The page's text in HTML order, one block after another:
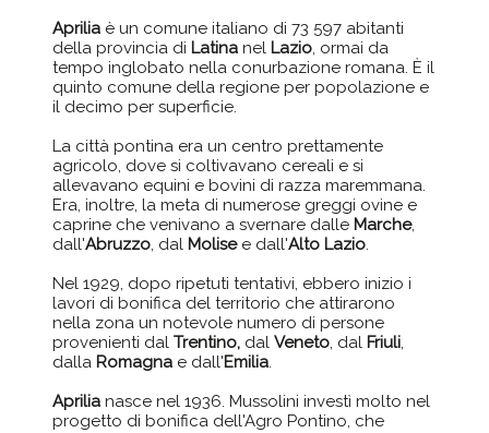
Aprilia è un comune italiano di 73 597 abitanti
della provincia di Latinanel Lazio, ormai da
tempo inglobato nella conurbazione romana. È il
quinto comune della regione per popolazione e
il decimo per superficie.
La città pontina era un centro prettamente
agricolo, dove si coltivavano cereali e si
allevavano equini e bovini di razza maremmana.
Era, inoltre, la meta di numerose greggi ovine e
caprine che venivano a svernare dalle Marche,
dall'Abruzzo, dal Molisee dall'Alto Lazio.
Nel 1929, dopo ripetuti tentativi, ebbero inizio i
lavori di bonifica del territorio che attirarono
nella zona un notevole numero di persone
provenienti dalTrentino, dalVeneto, dal Friuli,
dalla Romagna e dall'Emilia.
Aprilia nasce nel 1936. Mussolini investì molto nel
progetto di bonifica dell'Agro Pontino, che